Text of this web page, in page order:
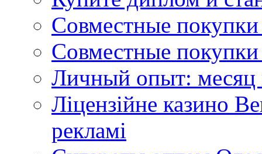
Совместные
Совместные покупки
Личный опыт: месяц
Ліцензійне казино
рекламі